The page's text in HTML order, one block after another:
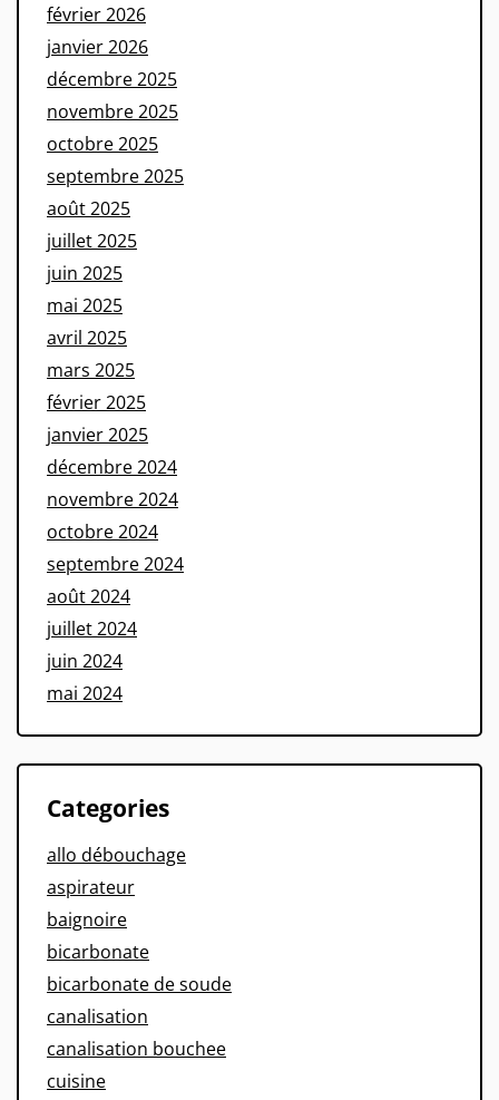
février 2026
janvier 2026
décembre 2025
novembre 2025
octobre 2025
septembre 2025
août 2025
juillet 2025
juin 2025
mai 2025
avril 2025
mars 2025
février 2025
janvier 2025
décembre 2024
novembre 2024
octobre 2024
septembre 2024
août 2024
juillet 2024
juin 2024
mai 2024
Categories
allo débouchage
aspirateur
baignoire
bicarbonate
bicarbonate de soude
canalisation
canalisation bouchee
cuisine